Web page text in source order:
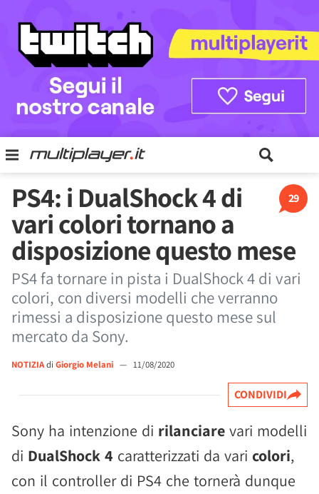
29
PS4: i DualShock 4 di
vari colori tornano a
disposizione questo mese
PS4 fa tornare in pista i DualShock 4 di vari
colori, con diversi modelli che verranno
rimessi a disposizione questo mese sul
mercato da Sony.
NOTIZIAdi Giorgio Melani — 11/08/2020
CONDIVIDI
Sony ha intenzione di rilanciare vari modelli
di DualShock 4 caratterizzati da vari colori,
con il controller di PS4 che tornerà dunque